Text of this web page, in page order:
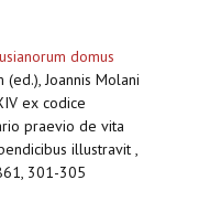
domus
(ed.), Joannis Molani
ex codice
praevio de vita
illustravit ,
301-305